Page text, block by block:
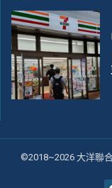
©2018~2026 大洋聯